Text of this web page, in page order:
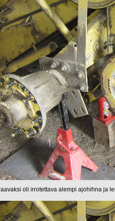
oli irrotettava alempi ajohihna ja